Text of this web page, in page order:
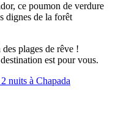
ce poumon de verdure
dignes de la forêt
plages de rêve !
est pour vous.
nuits à Chapada